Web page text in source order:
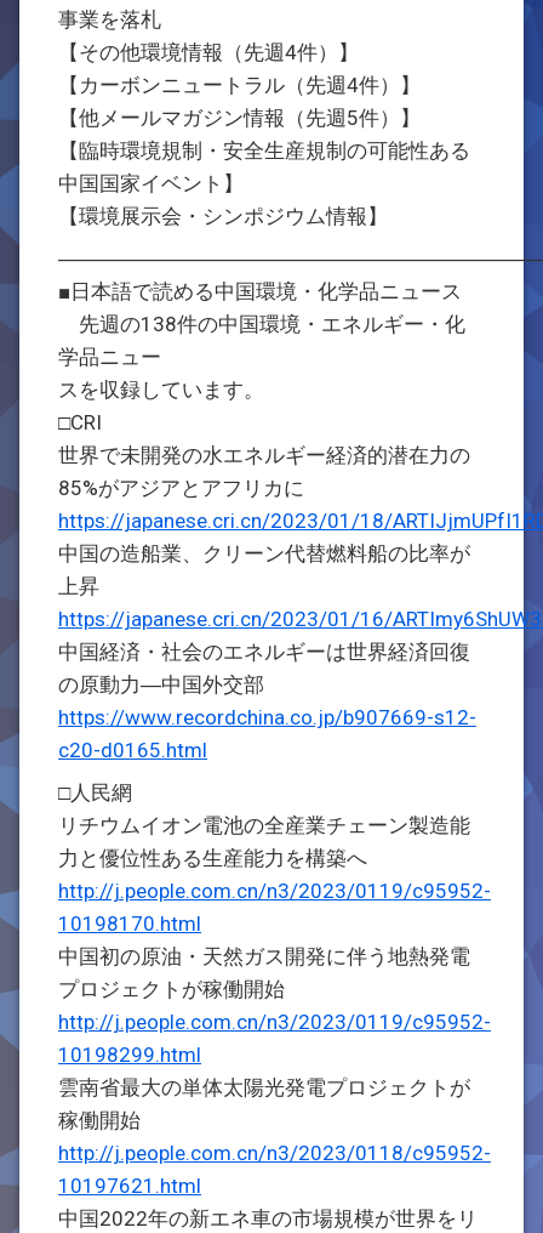
事業を落札
【その他環境情報（先週4件）】
【カーボンニュートラル（先週4件）】
【他メールマガジン情報（先週5件）】
【臨時環境規制・安全生産規制の可能性ある
中国国家イベント】
【環境展示会・シンポジウム情報】
■日本語で読める中国環境・化学品ニュース
先週の138件の中国環境・エネルギー・化
学品ニュー
スを収録しています。
□CRI
世界で未開発の水エネルギー経済的潜在力の
85%がアジアとアフリカに
https://japanese.cri.cn/2023/01/18/
中国の造船業、クリーン代替燃料船の比率が
上昇
https://japanese.cri.cn/2023/01/16/
中国経済・社会のエネルギーは世界経済回復
の原動力―中国外交部
https://www.recordchina.co.jp/b907669-s12-
c20-d0165.html
□人民網
リチウムイオン電池の全産業チェーン製造能
力と優位性ある生産能力を構築へ
http://j.people.com.cn/n3/2023/0119/c95952-
10198170.html
中国初の原油・天然ガス開発に伴う地熱発電
プロジェクトが稼働開始
http://j.people.com.cn/n3/2023/0119/c95952-
10198299.html
雲南省最大の単体太陽光発電プロジェクトが
稼働開始
http://j.people.com.cn/n3/2023/0118/c95952-
10197621.html
中国2022年の新エネ車の市場規模が世界をリ